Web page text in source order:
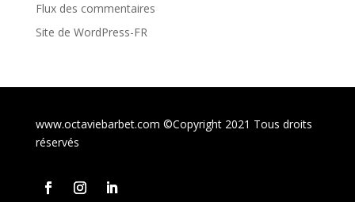
Flux des commentaires
Site de WordPress-FR
www.octaviebarbet.com ©Copyright 2021 Tous droits
réservés